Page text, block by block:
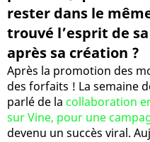
rester dans le
trouvé l’esprit de
après sa création ?
Après la promotion des
des forfaits ! La semaine
parlé de la collaboration
sur Vine, pour une
devenu un succès viral.